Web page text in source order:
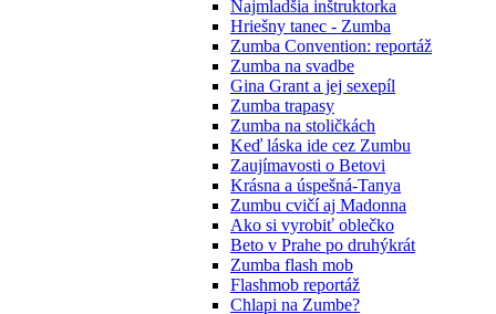
Najmladšia inštruktorka
Hriešny tanec - Zumba
Zumba Convention: reportáž
Zumba na svadbe
Gina Grant a jej sexepíl
Zumba trapasy
Zumba na stoličkách
Keď láska ide cez Zumbu
Zaujímavosti o Betovi
Krásna a úspešná-Tanya
Zumbu cvičí aj Madonna
Ako si vyrobiť oblečko
Beto v Prahe po druhýkrát
Zumba flash mob
Flashmob reportáž
Chlapi na Zumbe?